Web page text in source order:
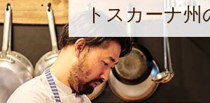
CUCINA LIBERAをオ
、店の雰囲気までトスカ
い異国の空気を感じて
語ってくれた。
トスカーナ州